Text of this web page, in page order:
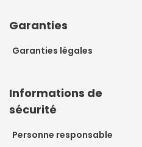
Garanties
Garanties légales
Informations de
sécurité
Personne responsable